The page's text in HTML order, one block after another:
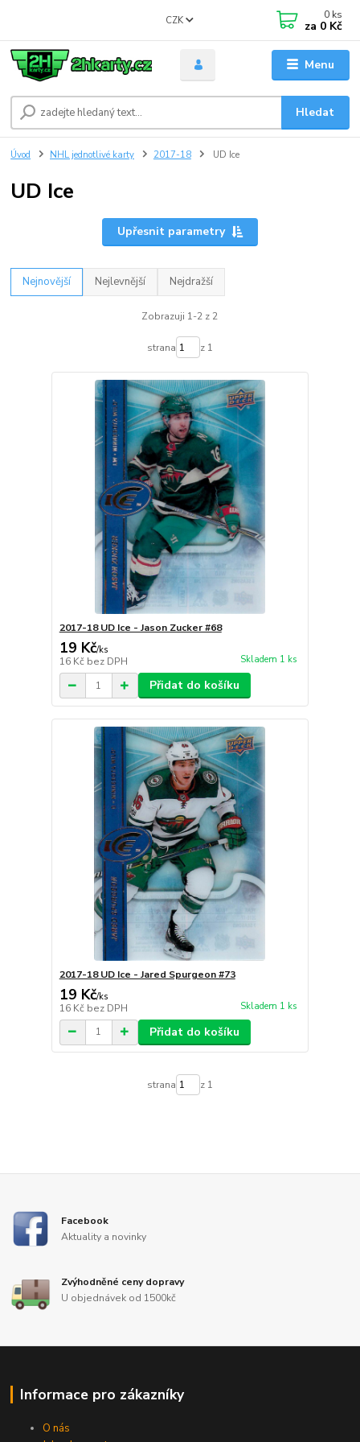
Menu
CZK
Hledat
0 ks
za 0 Kč
Úvod NHL jednotlivé karty 2017-18 UD Ice
UD Ice
Upřesnit parametry
Nejnovější Nejlevnější Nejdražší
Zobrazuji 1-2 z 2
strana z 1
2017-18 UD Ice - Jason Zucker #68
19 Kč/ks
16 Kč bez DPH Skladem 1 ks
Přidat do košíku
2017-18 UD Ice - Jared Spurgeon #73
19 Kč/ks
16 Kč bez DPH Skladem 1 ks
Přidat do košíku
strana z 1
Facebook
Aktuality a novinky
Zvýhodněné ceny dopravy
U objednávek od 1500kč
Informace pro zákazníky
O nás